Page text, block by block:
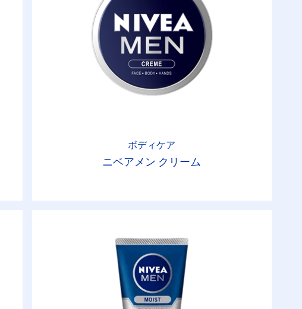
ボディケア
ニベアメン クリーム